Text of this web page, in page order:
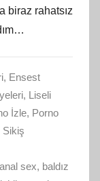
biraz rahatsız
, Ensest
, Liseli
İzle, Porno
Sikiş
anal sex, baldız